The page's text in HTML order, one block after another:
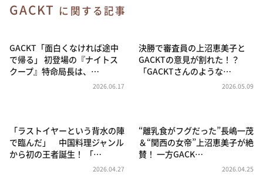
相席食堂
これ余談なんですけど・・・
～人生密着トークバラエティ！～ やすとものいたっ
news おかえり
河合＆A.B.C-Z塚田×福井アナ「なんでやねん！？」
（news おかえり）
GACKT に関する記事
GACKT「面白くなければ途中
で帰る」 初登場の『ナイトス
クープ』特命局長は、…
2026.06.17
決勝で審査員の上沼恵美子と
GACKTの意見が割れた！？
「GACKTさんのような…
2026.05.09
「ラストイヤーという背水の陣
で臨んだ」 中国料理ジャンル
から初の王者誕生！ 「…
2026.04.27
“離乳食がフグだった”長嶋一茂
＆“関西の女帝”上沼恵美子が絶
賛！ 一方GACK…
2026.04.25